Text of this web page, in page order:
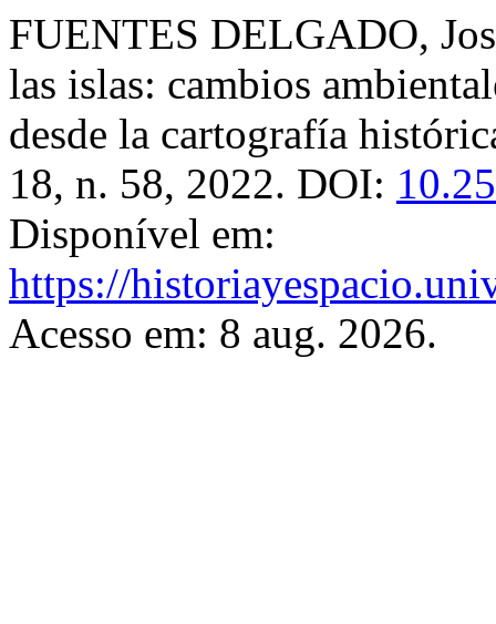
FUENTES DELGADO,
las islas: cambios
desde la cartografía
18, n. 58, 2022. DOI:
Disponível em:
https://
Acesso em: 8 aug. 2026.